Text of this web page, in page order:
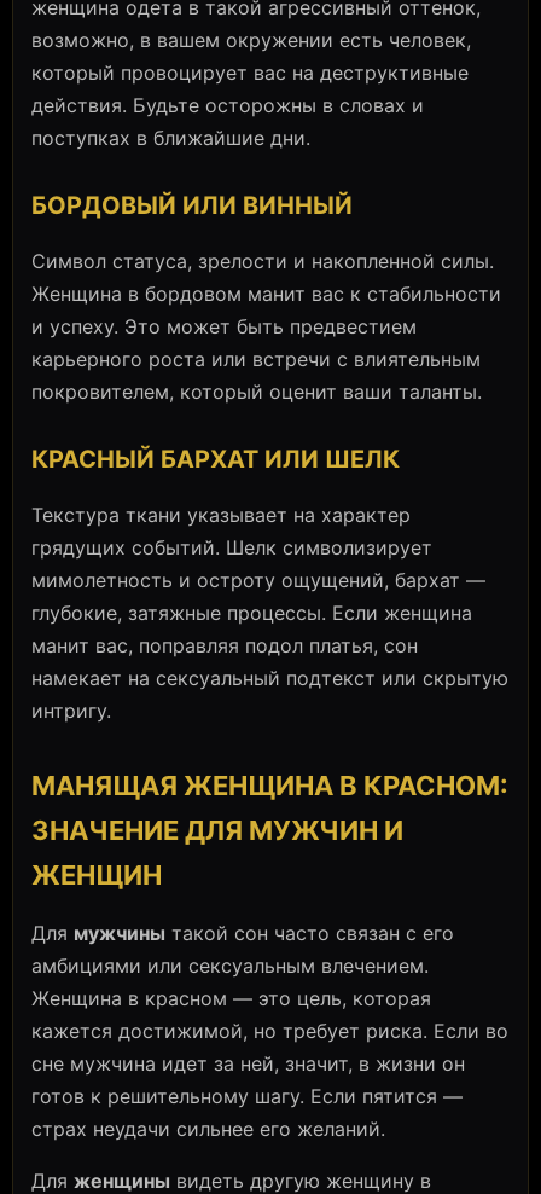
женщина одета в такой агрессивный оттенок,
возможно, в вашем окружении есть человек,
который провоцирует вас на деструктивные
действия. Будьте осторожны в словах и
поступках в ближайшие дни.
БОРДОВЫЙ ИЛИ ВИННЫЙ
Символ статуса, зрелости и накопленной силы.
Женщина в бордовом манит вас к стабильности
и успеху. Это может быть предвестием
карьерного роста или встречи с влиятельным
покровителем, который оценит ваши таланты.
КРАСНЫЙ БАРХАТ ИЛИ ШЕЛК
Текстура ткани указывает на характер
грядущих событий. Шелк символизирует
мимолетность и остроту ощущений, бархат —
глубокие, затяжные процессы. Если женщина
манит вас, поправляя подол платья, сон
намекает на сексуальный подтекст или скрытую
интригу.
МАНЯЩАЯ ЖЕНЩИНА В КРАСНОМ:
ЗНАЧЕНИЕ ДЛЯ МУЖЧИН И
ЖЕНЩИН
Для мужчины такой сон часто связан с его
амбициями или сексуальным влечением.
Женщина в красном — это цель, которая
кажется достижимой, но требует риска. Если во
сне мужчина идет за ней, значит, в жизни он
готов к решительному шагу. Если пятится —
страх неудачи сильнее его желаний.
Для женщины видеть другую женщину в